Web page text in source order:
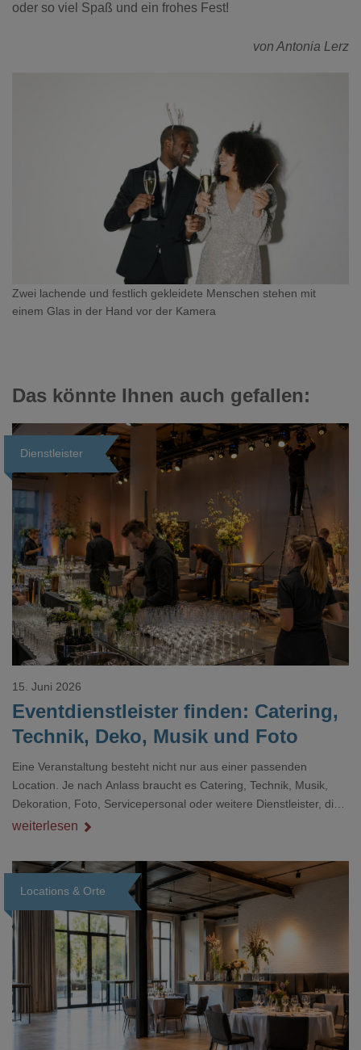
oder so viel Spaß und ein frohes Fest!
von Antonia Lerz
Zwei lachende und festlich gekleidete Menschen stehen mit
einem Glas in der Hand vor der Kamera
Das könnte Ihnen auch gefallen:
Dienstleister
Loading...
Eventdienstleister finden: Catering,
Technik, Deko, Musik und Foto
15. Juni 2026
Eine Veranstaltung besteht nicht nur aus einer passenden
Location. Je nach Anlass braucht es Catering, Technik, Musik,
Dekoration, Foto, Servicepersonal oder weitere Dienstleister, die
gemeinsam dafür sorgen, dass ein Event professionell wirkt und
weiterlesen
Locations & Orte
Loading...